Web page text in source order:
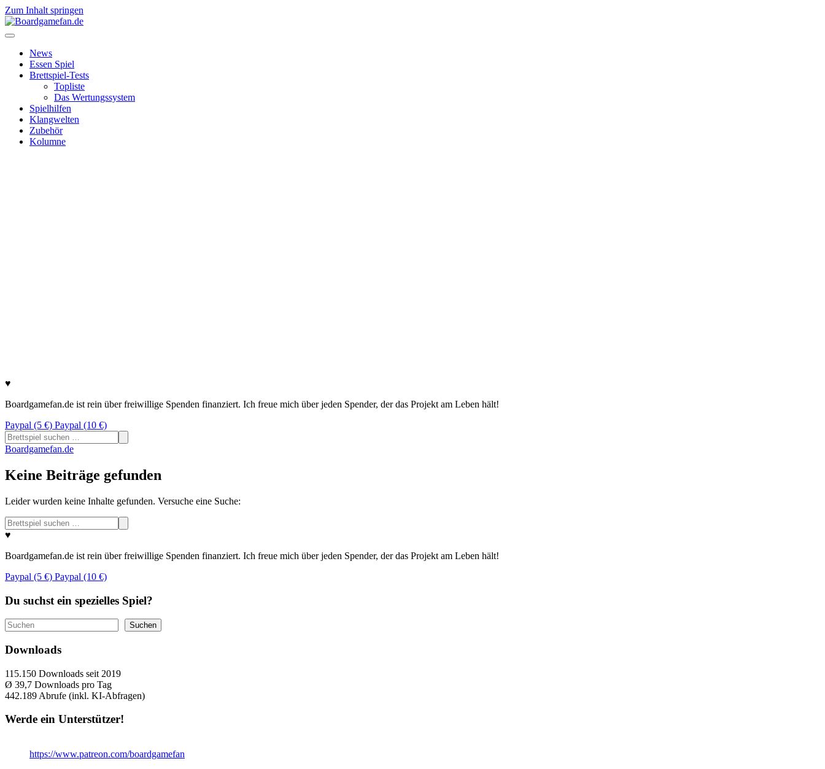
Zum Inhalt springen
News
Essen Spiel
Brettspiel-Tests
Topliste
Das Wertungssystem
Spielhilfen
Klangwelten
Zubehör
Kolumne
♥
Boardgamefan.de ist rein über freiwillige Spenden finanziert. Ich freue mich über jeden Spender, der das Projekt am Leben hält!
Paypal (5 €) Paypal (10 €)
Suchen
nach:
Boardgamefan.de
Keine Beiträge gefunden
Leider wurden keine Inhalte gefunden. Versuche eine Suche:
Suchen
nach:
♥
Boardgamefan.de ist rein über freiwillige Spenden finanziert. Ich freue mich über jeden Spender, der das Projekt am Leben hält!
Paypal (5 €) Paypal (10 €)
Du suchst ein spezielles Spiel?
Suchen Suchen
Downloads
115.150 Downloads seit 2019
Ø 39,7 Downloads pro Tag
442.189 Abrufe (inkl. KI-Abfragen)
Werde ein Unterstützer!
https://www.patreon.com/boardgamefan